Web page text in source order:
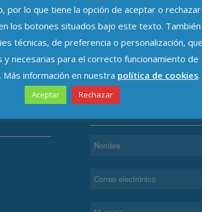
por lo que tiene la opción de aceptar o rechazar
los botones situados bajo este texto. También
técnicas, de preferencia o personalización, que
y necesarias para el correcto funcionamiento de
información en nuestra política de cookies.
Aceptar Rechazar